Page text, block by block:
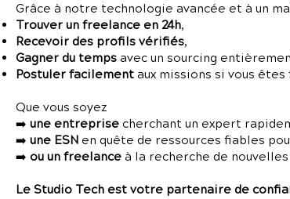
Grâce à notre technologie avancée et à un
Trouver un freelance en 24h,
Recevoir des profils vérifiés,
Gagner du tempsavec un sourcing
Postuler facilementaux missions si vous
Que vous soyez
➡️ une entreprise cherchant un expert
➡️ une ESN en quête de ressources fiables
➡️ ou un freelanceà la recherche de
Le Studio Tech est votre partenaire de